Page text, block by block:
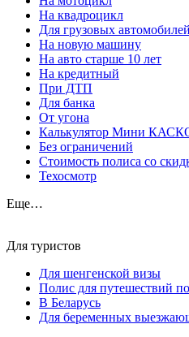
На квадроцикл
Для грузовых автомобилей
На новую машину
На авто старше 10 лет
На кредитный
При ДТП
Для банка
От угона
Калькулятор Мини
Без ограничений
Стоимость полиса со
Техосмотр
Еще…
Для туристов
Для шенгенской визы
Полис для путешествий
В Беларусь
Для беременных